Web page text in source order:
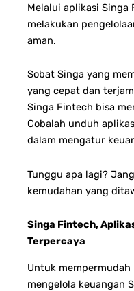
Melalui aplikasi Singa
melakukan
aman.
Sobat Singa yang
yang cepat dan
Singa Fintech bisa
Cobalah unduh
dalam mengatur
Tunggu apa lagi?
kemudahan yang
Singa Fintech,
Terpercaya
Untuk mempermudah
mengelola keuangan